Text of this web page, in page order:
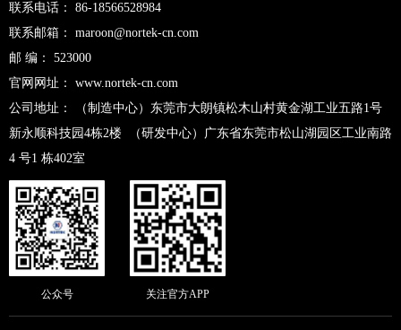
联系电话： 86-18566528984
联系邮箱： maroon@nortek-cn.com
邮 编： 523000
官网网址： www.nortek-cn.com
公司地址： （制造中心）东莞市大朗镇松木山村黄金湖工业五路1号
新永顺科技园4栋2楼
（研发中心）广东省东莞市松山湖园区工业南路
4 号1 栋402室
公众号 关注官方APP